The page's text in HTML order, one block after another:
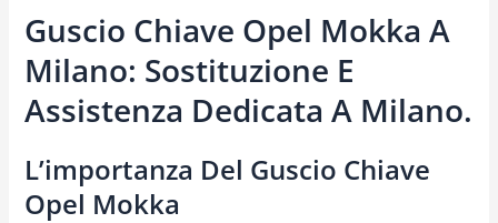
Guscio Chiave Opel Mokka A
Milano: Sostituzione E
Assistenza Dedicata A Milano.
L’importanza Del Guscio Chiave
Opel Mokka